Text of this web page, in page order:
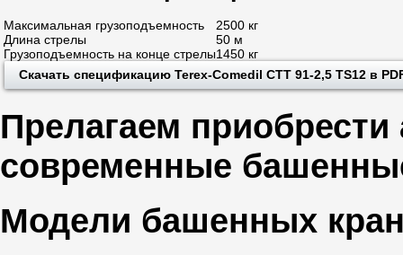
Максимальная грузоподъемность
2500 кг
Длина стрелы
50 м
Грузоподъемность на конце стрелы1450 кг
Скачать спецификацию Terex-Comedil CTT 91-2,5 TS12 в
Прелагаем
современные
Модели башенных